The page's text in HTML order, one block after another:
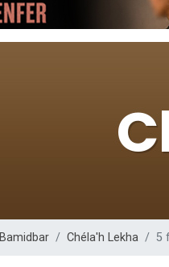
30 personnes
12 nouvelles
2 personnes
2 nouvelles
3 personnes
Bamidbar Chéla'h Lekha 5